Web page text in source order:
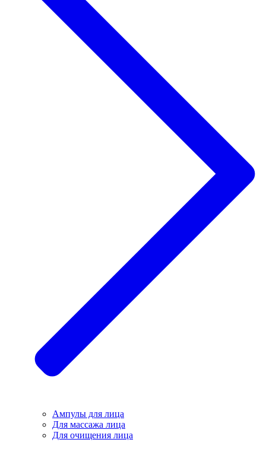
Ампулы для лица
Для массажа лица
Для очищения лица